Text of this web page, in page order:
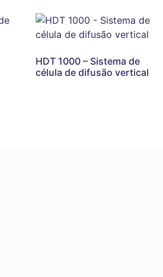
HDT 1000 – Sistema de
célula de difusão vertical